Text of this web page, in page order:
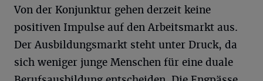
Von der Konjunktur gehen derzeit keine
positiven Impulse auf den Arbeitsmarkt aus.
Der Ausbildungsmarkt steht unter Druck, da
sich weniger junge Menschen für eine duale